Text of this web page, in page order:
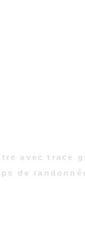
avec trace
de